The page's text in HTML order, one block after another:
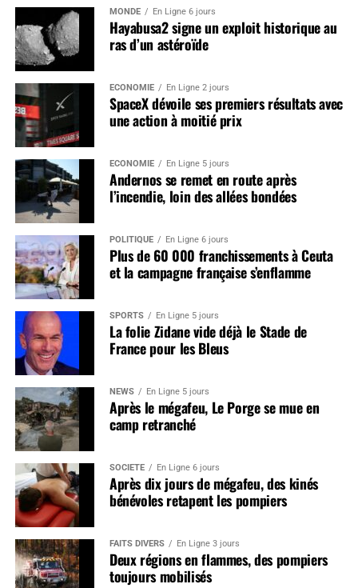
MONDE En Ligne 6 jours
Hayabusa2 signe un exploit historique au
ras d’un astéroïde
ÉCONOMIE En Ligne 2 jours
SpaceX dévoile ses premiers résultats avec
une action à moitié prix
ÉCONOMIE En Ligne 5 jours
Andernos se remet en route après
l’incendie, loin des allées bondées
POLITIQUE En Ligne 6 jours
Plus de 60 000 franchissements à Ceuta
et la campagne française s’enflamme
SPORTS En Ligne 5 jours
La folie Zidane vide déjà le Stade de
France pour les Bleus
NEWS En Ligne 5 jours
Après le mégafeu, Le Porge se mue en
camp retranché
SOCIÉTÉ En Ligne 6 jours
Après dix jours de mégafeu, des kinés
bénévoles retapent les pompiers
FAITS DIVERS En Ligne 3 jours
Deux régions en flammes, des pompiers
toujours mobilisés